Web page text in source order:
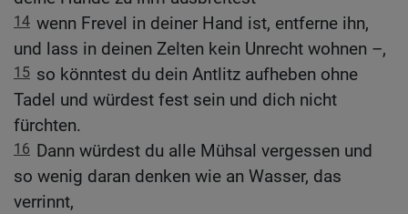
14 wenn Frevel in deiner Hand ist, entferne ihn,
und lass in deinen Zelten kein Unrecht wohnen –,
15 so könntest du dein Antlitz aufheben ohne
Tadel und würdest fest sein und dich nicht
fürchten.
16 Dann würdest du alle Mühsal vergessen und
so wenig daran denken wie an Wasser, das
verrinnt,